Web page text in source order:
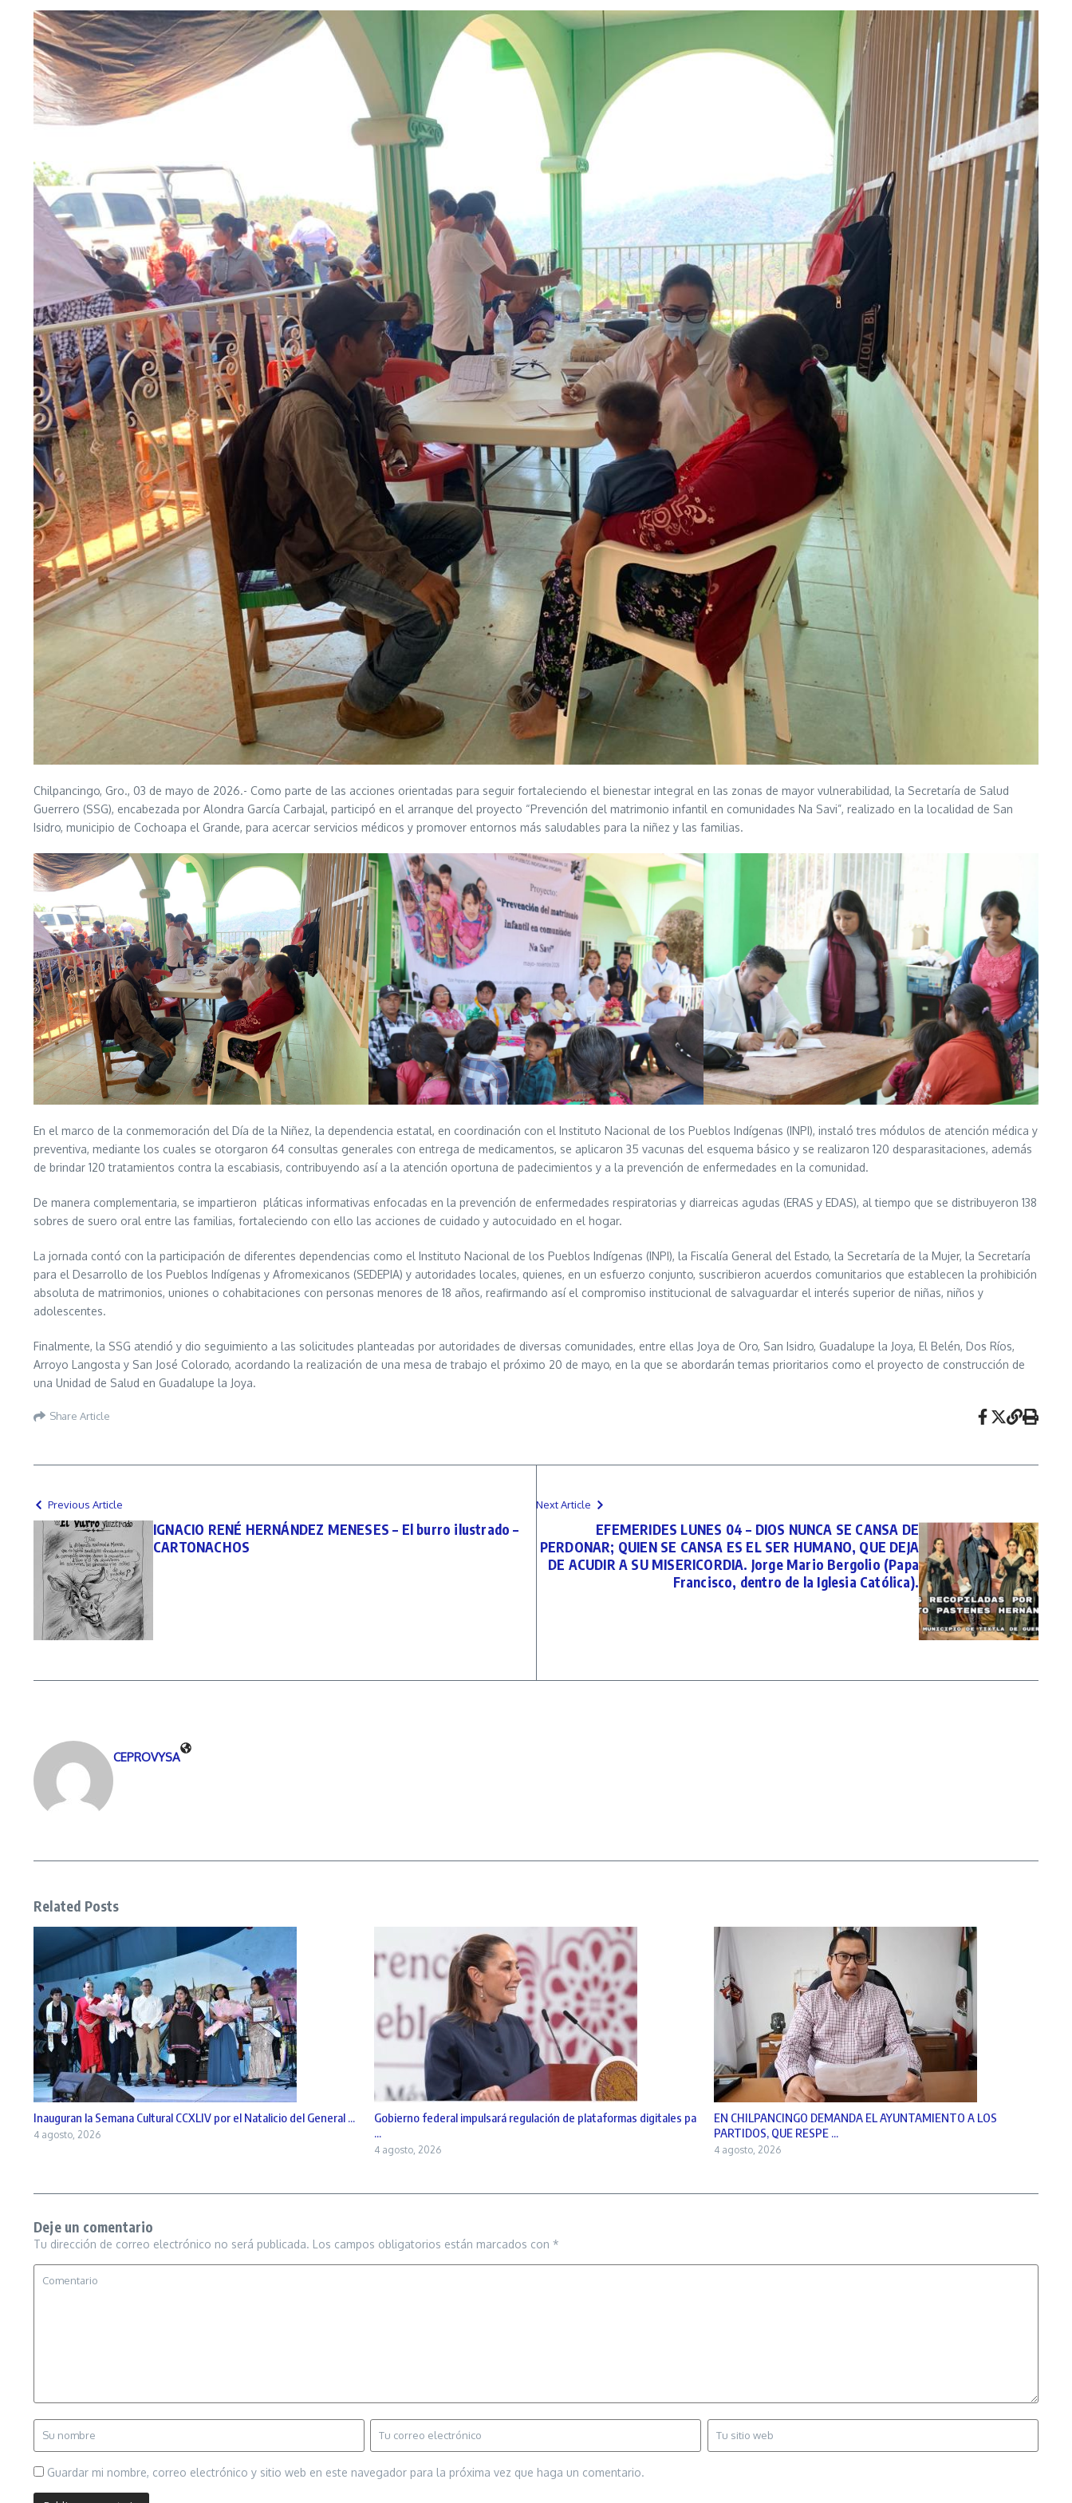
Chilpancingo, Gro., 03 de mayo de 2026.- Como parte de las acciones orientadas para seguir fortaleciendo el bienestar integral en las zonas de mayor vulnerabilidad, la Secretaría de Salud
Guerrero (SSG), encabezada por Alondra García Carbajal, participó en el arranque del proyecto “Prevención del matrimonio infantil en comunidades Na Savi”, realizado en la localidad de San
Isidro, municipio de Cochoapa el Grande, para acercar servicios médicos y promover entornos más saludables para la niñez y las familias.
En el marco de la conmemoración del Día de la Niñez, la dependencia estatal, en coordinación con el Instituto Nacional de los Pueblos Indígenas (INPI), instaló tres módulos de atención médica y
preventiva, mediante los cuales se otorgaron 64 consultas generales con entrega de medicamentos, se aplicaron 35 vacunas del esquema básico y se realizaron 120 desparasitaciones, además
de brindar 120 tratamientos contra la escabiasis, contribuyendo así a la atención oportuna de padecimientos y a la prevención de enfermedades en la comunidad.
De manera complementaria, se impartieron pláticas informativas enfocadas en la prevención de enfermedades respiratorias y diarreicas agudas (ERAS y EDAS), al tiempo que se distribuyeron 138
sobres de suero oral entre las familias, fortaleciendo con ello las acciones de cuidado y autocuidado en el hogar.
La jornada contó con la participación de diferentes dependencias como el Instituto Nacional de los Pueblos Indígenas (INPI), la Fiscalía General del Estado, la Secretaría de la Mujer, la Secretaría
para el Desarrollo de los Pueblos Indígenas y Afromexicanos (SEDEPIA) y autoridades locales, quienes, en un esfuerzo conjunto, suscribieron acuerdos comunitarios que establecen la prohibición
absoluta de matrimonios, uniones o cohabitaciones con personas menores de 18 años, reafirmando así el compromiso institucional de salvaguardar el interés superior de niñas, niños y
adolescentes.
Finalmente, la SSG atendió y dio seguimiento a las solicitudes planteadas por autoridades de diversas comunidades, entre ellas Joya de Oro, San Isidro, Guadalupe la Joya, El Belén, Dos Ríos,
Arroyo Langosta y San José Colorado, acordando la realización de una mesa de trabajo el próximo 20 de mayo, en la que se abordarán temas prioritarios como el proyecto de construcción de
una Unidad de Salud en Guadalupe la Joya.
Share Article
Previous Article
IGNACIO RENÉ HERNÁNDEZ MENESES – El burro ilustrado –
CARTONACHOS
Next Article
EFEMERIDES LUNES 04 – DIOS NUNCA SE CANSA DE
PERDONAR; QUIEN SE CANSA ES EL SER HUMANO, QUE DEJA
DE ACUDIR A SU MISERICORDIA. Jorge Mario Bergolio (Papa
Francisco, dentro de la Iglesia Católica).
CEPROVYSA
Related Posts
Inauguran la Semana Cultural CCXLIV por el Natalicio del General ...
4 agosto, 2026
Gobierno federal impulsará regulación de plataformas digitales pa
...
4 agosto, 2026
EN CHILPANCINGO DEMANDA EL AYUNTAMIENTO A LOS
PARTIDOS, QUE RESPE ...
4 agosto, 2026
Deje un comentario
Tu dirección de correo electrónico no será publicada. Los campos obligatorios están marcados con *
Guardar mi nombre, correo electrónico y sitio web en este navegador para la próxima vez que haga un comentario.